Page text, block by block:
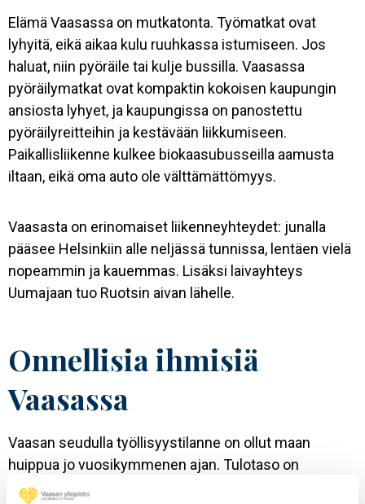
Elämä Vaasassa on mutkatonta. Työmatkat ovat
lyhyitä, eikä aikaa kulu ruuhkassa istumiseen. Jos
haluat, niin pyöräile tai kulje bussilla. Vaasassa
pyöräilymatkat ovat kompaktin kokoisen kaupungin
ansiosta lyhyet, ja kaupungissa on panostettu
pyöräilyreitteihin ja kestävään liikkumiseen.
Paikallisliikenne kulkee biokaasubusseilla aamusta
iltaan, eikä oma auto ole välttämättömyys.
Vaasasta on erinomaiset liikenneyhteydet: junalla
pääsee Helsinkiin alle neljässä tunnissa, lentäen vielä
nopeammin ja kauemmas. Lisäksi laivayhteys
Uumajaan tuo Ruotsin aivan lähelle.
Onnellisia ihmisiä
Vaasassa
Vaasan seudulla työllisyystilanne on ollut maan
huippua jo vuosikymmenen ajan. Tulotaso on
kilpailukykyinen ja asuminen edullista. Tämä